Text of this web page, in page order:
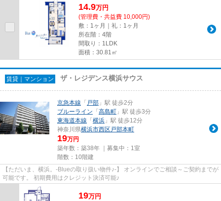
14.9万円
(管理費・共益費 10,000円)
敷：1ヶ月｜礼：1ヶ月
所在階：4階
間取り：1LDK
面積：30.81㎡
賃貸｜マンション ザ・レジデンス横浜サウス
京急本線 「 戸部 」駅 徒歩2分
ブルーライン 「 高島町 」駅 徒歩3分
東海道本線 「 横浜 」駅 徒歩12分
神奈川県横浜市西区 戸部本町
19万円
築年数：築38年 ｜募集中： 1室
階数：10階建
【ただいま、横浜。-Blueの取り扱い物件♪-】 オンラインでご相談～ご契約までが
可能です。 初期費用はクレジット決済可能♪
19万円